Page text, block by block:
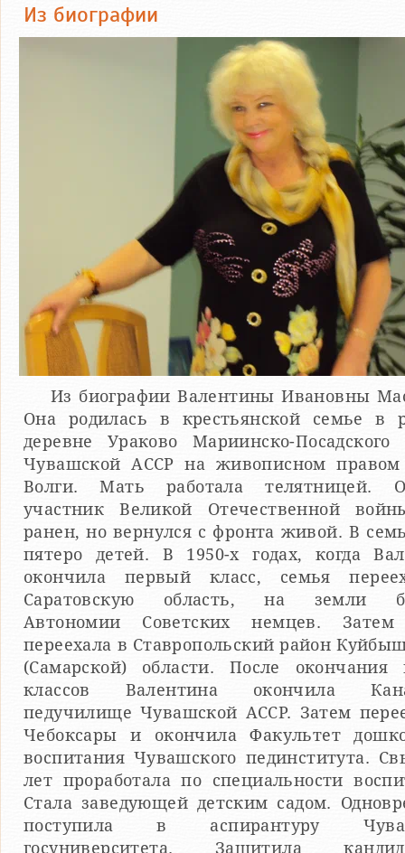
Из биографии
Из биографии Валентины Ивановны
Она родилась в крестьянской семье в
деревне Ураково Мариинско-Посадского
Чувашской АССР на живописном правом
Волги. Мать работала телятницей.
участник Великой Отечественной
ранен, но вернулся с фронта живой. В
пятеро детей. В 1950-х годах, когда
окончила первый класс, семья
Саратовскую область, на земли
Автономии Советских немцев. Затем
переехала в Ставропольский район
(Самарской) области. После окончания
классов Валентина окончила
педучилище Чувашской АССР. Затем
Чебоксары и окончила Факультет
воспитания Чувашского пединститута.
лет проработала по специальности
Стала заведующей детским садом.
поступила в аспирантуру
госуниверситета. Защитила